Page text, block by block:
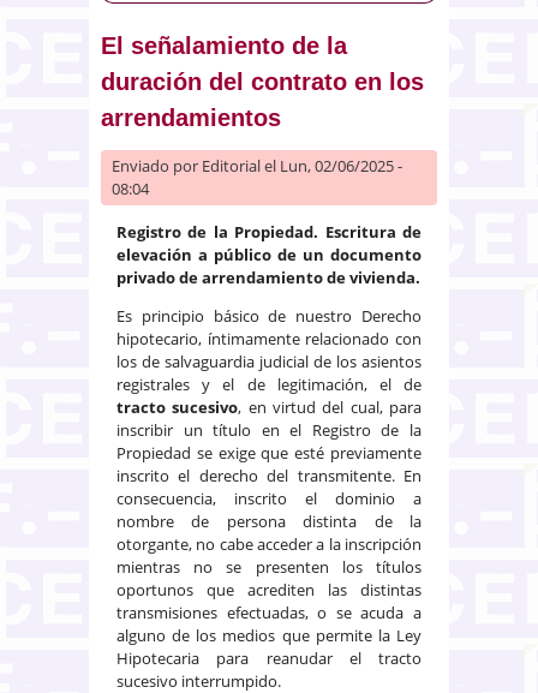
El señalamiento de la
duración del contrato en los
arrendamientos
Enviado por Editorialel Lun, 02/06/2025 -
08:04
Registro de la Propiedad. Escritura de
elevación a público de un documento
privado de arrendamiento de vivienda.
Es principio básico de nuestro Derecho
hipotecario, íntimamente relacionado con
los de salvaguardia judicial de los asientos
registrales y el de legitimación, el de
tracto sucesivo, en virtud del cual, para
inscribir un título en el Registro de la
Propiedad se exige que esté previamente
inscrito el derecho del transmitente. En
consecuencia, inscrito el dominio a
nombre de persona distinta de la
otorgante, no cabe acceder a la inscripción
mientras no se presenten los títulos
oportunos que acrediten las distintas
transmisiones efectuadas, o se acuda a
alguno de los medios que permite la Ley
Hipotecaria para reanudar el tracto
sucesivo interrumpido.